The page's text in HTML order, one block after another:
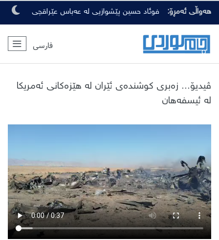
هەواڵی ئەمڕۆ: فوئاد حسین پێشوازیی لە عەباس عێراقچی
کرد
فارسی
ڤیدیۆ... زەبری کوشندەی ئێران لە هێزەکانی ئەمریکا
لە ئیسفەهان